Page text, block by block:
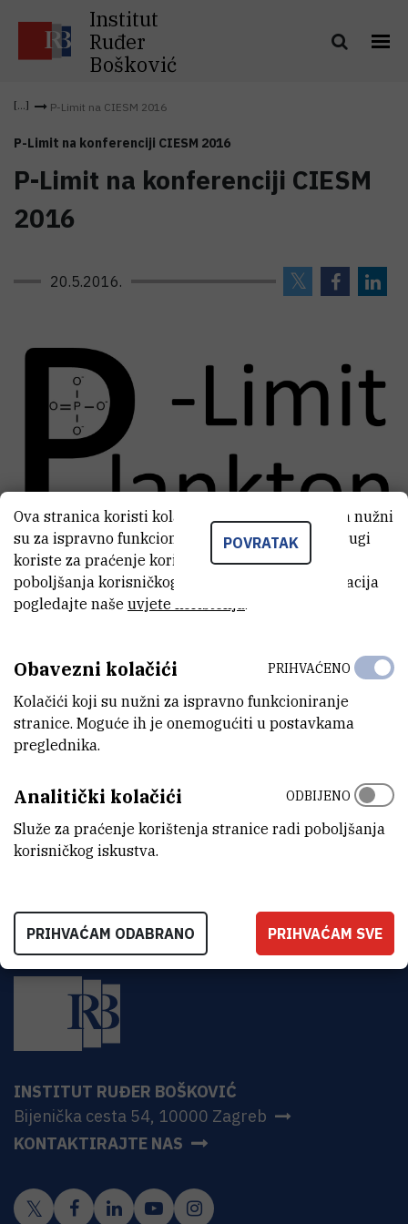
Institut
Ruđer
Bošković
P-Limit na CIESM 2016
P-Limit na konferenciji CIESM 2016
P-Limit na konferenciji CIESM
2016
20.5.2016.
Ingrid Ivančić iMartin Pfannkuchen
na CIESM 2016 u Kiel, Njemačka.
P-Limit i LEE na "11th International Phycological
Congress" u Szczecin, Poljskoj.
conference on harmful algae
P-Limit i CIM/LEE na radionici Ambiomeres
INSTITUT RUĐER BOŠKOVIĆ
Bijenička cesta 54, 10000 Zagreb
KONTAKTIRAJTE NAS
POVRATAK
Ova stranica koristi kolačiće. Neki od tih kolačića nužni
su za ispravno funkcioniranje stranice, dok se drugi
koriste za praćenje korištenja stranice radi
poboljšanja korisničkog iskustva. Za više informacija
pogledajte naše uvjete korištenja.
Obavezni kolačići
Kolačići koji su nužni za ispravno funkcioniranje
stranice. Moguće ih je onemogućiti u postavkama
preglednika.
PRIHVAĆENO
Analitički kolačići
Služe za praćenje korištenja stranice radi poboljšanja
korisničkog iskustva.
ODBIJENO
PRIHVAĆAM ODABRANO PRIHVAĆAM SVE